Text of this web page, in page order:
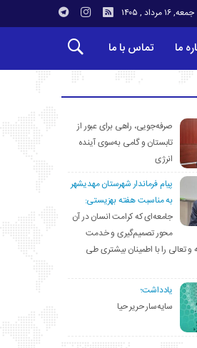
جمعه, ۱۶ مرداد , ۱۴۰۵
ما تماس با ما
صرفه‌جویی، راهی برای عبور از
تابستان و گامی به‌سوی آینده
انرژی
پیام فرماندار شهرستان مهدیشهر
به مناسبت هفته بهزیستی:
جامعه‌ای که کرامت انسان در آن
محور تصمیم‌گیری و خدمت
تعالی را با اطمینان بیشتری طی
یادداشت؛
سایه‌سار حریر حیا